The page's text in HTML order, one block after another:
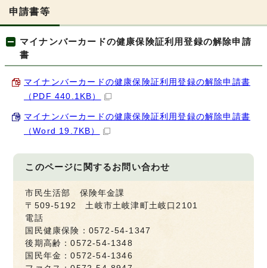
申請書等
マイナンバーカードの健康保険証利用登録の解除申請
書
マイナンバーカードの健康保険証利用登録の解除申請書
（PDF 440.1KB）
マイナンバーカードの健康保険証利用登録の解除申請書
（Word 19.7KB）
このページに関するお問い合わせ
市民生活部 保険年金課
〒509-5192 土岐市土岐津町土岐口2101
電話
国民健康保険：0572-54-1347
後期高齢：0572-54-1348
国民年金：0572-54-1346